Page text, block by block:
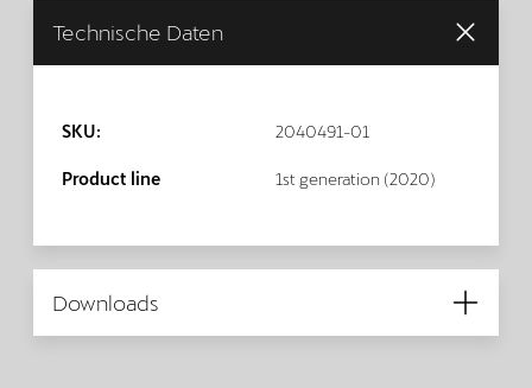
Technische Daten
SKU: 2040491-01
Product line 1st generation (2020)
Downloads